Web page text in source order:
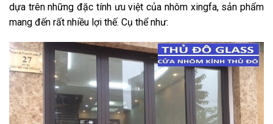
dựa trên những đặc tính ưu việt của nhôm xingfa, sản phẩm
mang đến rất nhiều lợi thế. Cụ thể như: